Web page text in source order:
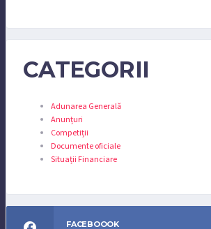
CATEGORII
Adunarea Generală
Anunțuri
Competiții
Documente oficiale
Situații Financiare
FACEBOOOK